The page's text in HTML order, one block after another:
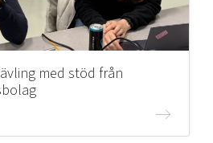
med stöd från